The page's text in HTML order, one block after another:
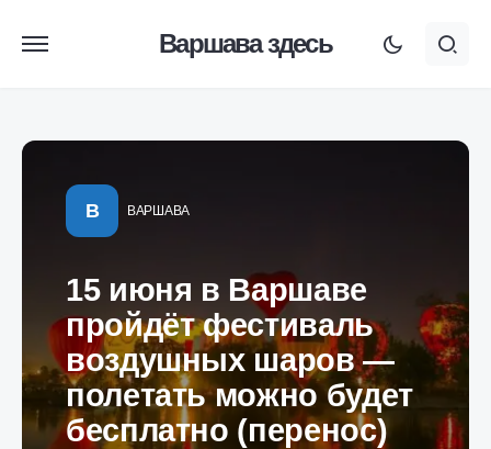
Варшава здесь
В ВАРШАВА
15 июня в Варшаве
пройдёт фестиваль
воздушных шаров —
полетать можно будет
бесплатно (перенос)